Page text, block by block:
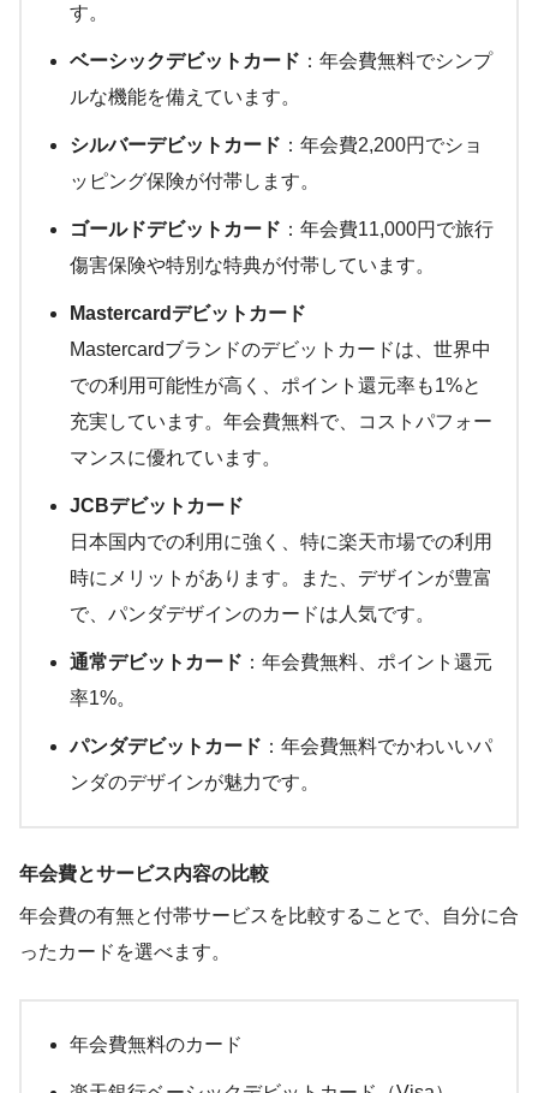
す。
ベーシックデビットカード ：年会費無料でシンプ
ルな機能を備えています。
シルバーデビットカード ：年会費2,200円でショ
ッピング保険が付帯します。
ゴールドデビットカード ：年会費11,000円で旅行
傷害保険や特別な特典が付帯しています。
Mastercardデビットカード
Mastercardブランドのデビットカードは、世界中
での利用可能性が高く、ポイント還元率も1%と
充実しています。年会費無料で、コストパフォー
マンスに優れています。
JCBデビットカード
日本国内での利用に強く、特に楽天市場での利用
時にメリットがあります。また、デザインが豊富
で、パンダデザインのカードは人気です。
通常デビットカード ：年会費無料、ポイント還元
率1%。
パンダデビットカード ：年会費無料でかわいいパ
ンダのデザインが魅力です。
年会費とサービス内容の比較
年会費の有無と付帯サービスを比較することで、自分に合
ったカードを選べます。
年会費無料のカード